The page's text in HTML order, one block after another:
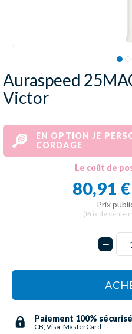
Auraspeed
Victor
EN OPTION JE
CORDAGE
Le coût de
80,91 €
Prix
(Prix de vente
Paiement 100% sécurisé
CB, Visa, MasterCard